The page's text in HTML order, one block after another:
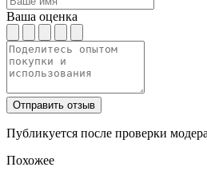
Ваша оценка
Отправить отзыв
Публикуется после проверки
Похожее